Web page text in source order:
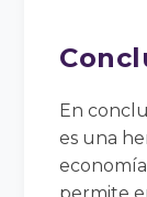
En
es una